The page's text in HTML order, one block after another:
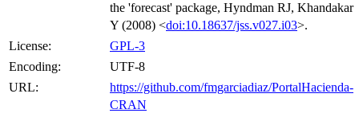
the 'forecast' package, Hyndman RJ, Khandakar
Y (2008) <doi:10.18637/jss.v027.i03>.
License:
GPL-3
Encoding:
UTF-8
URL:
https://github.com/fmgarciadiaz/PortalHacienda-
CRAN